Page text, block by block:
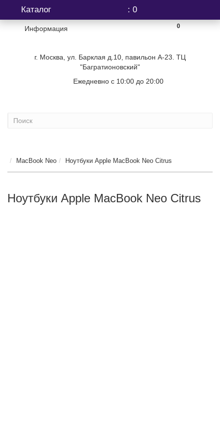
Информация 0
г. Москва, ул. Барклая д.10, павильон А-23. ТЦ
"Багратионовский"
Ежедневно с 10:00 до 20:00
Каталог : 0
MacBook Neo Ноутбуки Apple MacBook Neo Citrus
Ноутбуки Apple MacBook Neo Citrus